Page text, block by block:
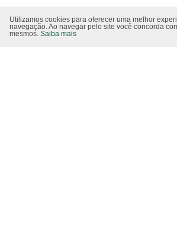
Siga-nos nas rede sociais
Utilizamos cookies para oferecer uma melhor
navegação. Ao navegar pelo site você concorda
mesmos. Saiba mais